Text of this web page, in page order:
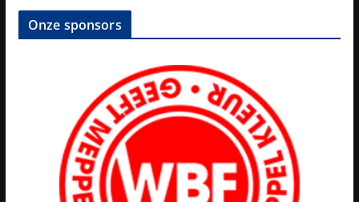
Onze sponsors